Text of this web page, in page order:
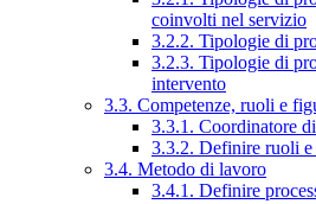
coinvolti nel servizio
3.2.2. Tipologie di
3.2.3. Tipologie di
intervento
3.3. Competenze, ruoli e
3.3.1. Coordinatore
3.3.2. Definire ruoli e
3.4. Metodo di lavoro
3.4.1. Definire